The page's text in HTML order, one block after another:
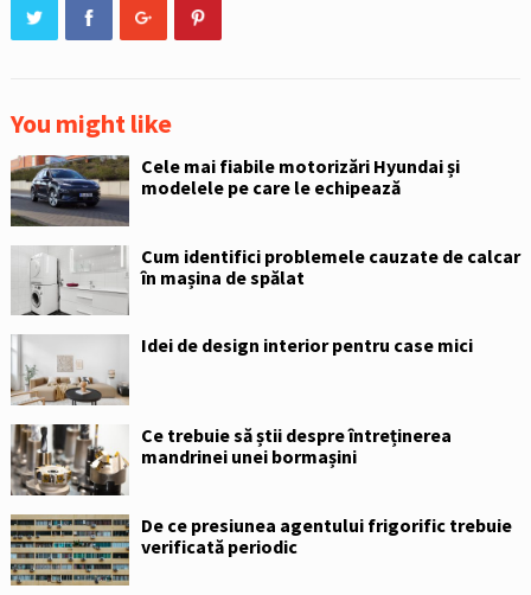
You might like
Cele mai fiabile motorizări Hyundai și
modelele pe care le echipează
Cum identifici problemele cauzate de calcar
în mașina de spălat
Idei de design interior pentru case mici
Ce trebuie să știi despre întreținerea
mandrinei unei bormașini
De ce presiunea agentului frigorific trebuie
verificată periodic